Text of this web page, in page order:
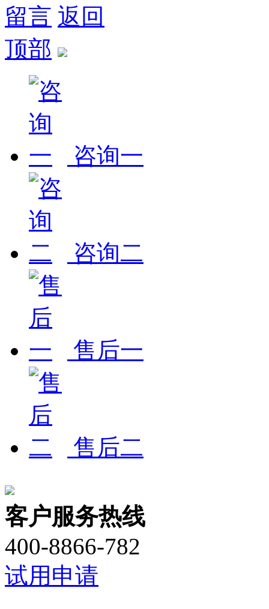
留言 返回
顶部
咨询一
咨询二
售后一
售后二
客户服务热线
400-8866-782 ​
试用申请